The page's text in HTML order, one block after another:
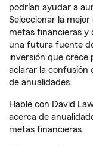
podrían ayudar a
Seleccionar la
metas financieras y
una futura fuente
inversión que crece
aclarar la confusión
de anualidades.
Hable con David
acerca de
metas financieras.